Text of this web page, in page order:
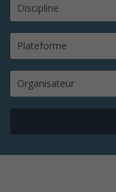
Discipline
Plateforme
Organisateur